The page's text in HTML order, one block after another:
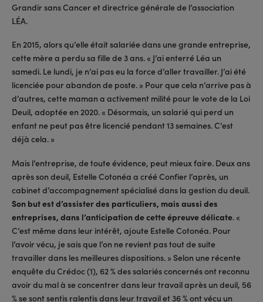
Grandir sans Cancer et directrice générale de l’association
LÉA.
En 2015, alors qu’elle était salariée dans une grande entreprise,
cette mère a perdu sa fille de 3 ans. « J’ai enterré Léa un
samedi. Le lundi, je n’ai pas eu la force d’aller travailler. J’ai été
licenciée pour abandon de poste. » Pour que cela n’arrive pas à
d’autres, cette maman a activement milité pour le vote de la Loi
Deuil, adoptée en 2020. « Désormais, un salarié qui perd un
enfant ne peut pas être licencié pendant 13 semaines. C’est
déjà cela. »
Mais l’entreprise, de toute évidence, peut mieux faire. Deux ans
après son deuil, Estelle Cotonéa a créé Confier l’après, un
cabinet d’accompagnement spécialisé dans la gestion du deuil.
Son but est d’assister des particuliers, mais aussi des
entreprises, dans l’anticipation de cette épreuve délicate. «
C’est même dans leur intérêt, ajoute Estelle Cotonéa. Pour
l’avoir vécu, je sais que l’on ne revient pas tout de suite
travailler dans les meilleures dispositions. » Selon une récente
enquête du Crédoc (1), 62 % des salariés concernés ont reconnu
avoir du mal à se concentrer dans leur travail après un deuil, 56
% se sont sentis ralentis dans leur travail et 36 % ont vécu un